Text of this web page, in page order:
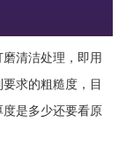
清洁处理，即用
求的粗糙度，目
是多少还要看原